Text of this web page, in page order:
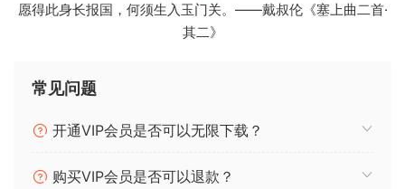
个插件、用于创造丰富度和空间感的三个调制效果，以及最新
添加的自动化基本处理任务的可能性。所有动态插件都实时显
新增：coreFX Utility
使基本操作变得简单且可自动化
使用我们时尚现代的插件简化您的编辑过程，该插件可以实现
基本编辑任务并能够自动化参数。从大量专业编辑必备的高质
愿得此身长报国，何须生入玉门关。——戴叔伦《塞上曲二首·
其二》
常见问题
开通VIP会员是否可以无限下载？
购买VIP会员是否可以退款？